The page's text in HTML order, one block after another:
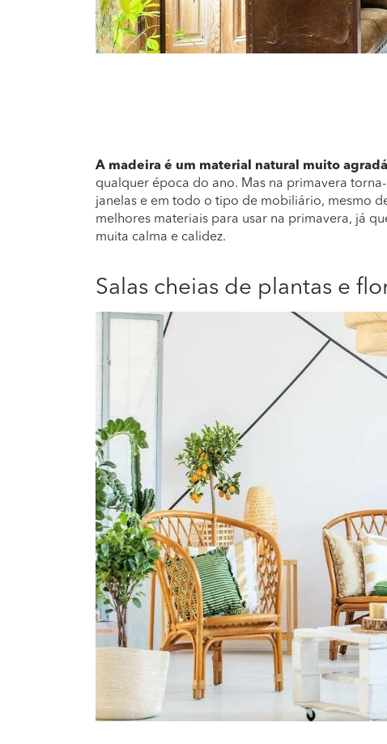
A madeira é um material natural muito
qualquer época do ano. Mas na primavera
janelas e em todo o tipo de mobiliário, mesmo
melhores materiais para usar na primavera, já
muita calma e calidez.
Salas cheias de plantas e